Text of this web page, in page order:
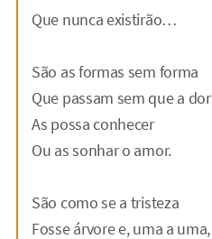
Que nunca existirão…
São as formas sem forma
Que passam sem que a dor
As possa conhecer
Ou as sonhar o amor.
São como se a tristeza
Fosse árvore e, uma a uma,